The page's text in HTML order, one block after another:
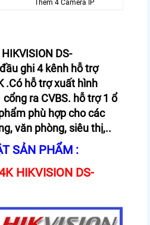
Thêm 4 Camera IP
DS-
ghi 4 kênh hỗ trợ
.Có hỗ trợ xuất hình
ra CVBS. hỗ trợ 1 ổ
phù hợp cho các
văn phòng, siêu thị,..
SẢN PHẨM :
HIKVISION DS-